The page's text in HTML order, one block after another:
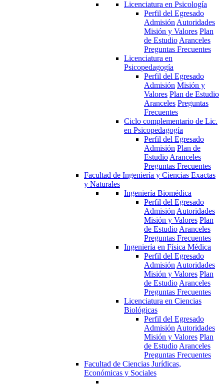
Licenciatura en Psicología
Perfil del Egresado
Admisión Autoridades
Misión y Valores Plan
de Estudio Aranceles
Preguntas Frecuentes
Licenciatura en
Psicopedagogía
Perfil del Egresado
Admisión Misión y
Valores Plan de Estudio
Aranceles Preguntas
Frecuentes
Ciclo complementario de Lic.
en Psicopedagogía
Perfil del Egresado
Admisión Plan de
Estudio Aranceles
Preguntas Frecuentes
Facultad de Ingeniería y Ciencias Exactas
y Naturales
Ingeniería Biomédica
Perfil del Egresado
Admisión Autoridades
Misión y Valores Plan
de Estudio Aranceles
Preguntas Frecuentes
Ingeniería en Física Médica
Perfil del Egresado
Admisión Autoridades
Misión y Valores Plan
de Estudio Aranceles
Preguntas Frecuentes
Licenciatura en Ciencias
Biológicas
Perfil del Egresado
Admisión Autoridades
Misión y Valores Plan
de Estudio Aranceles
Preguntas Frecuentes
Facultad de Ciencias Jurídicas,
Económicas y Sociales